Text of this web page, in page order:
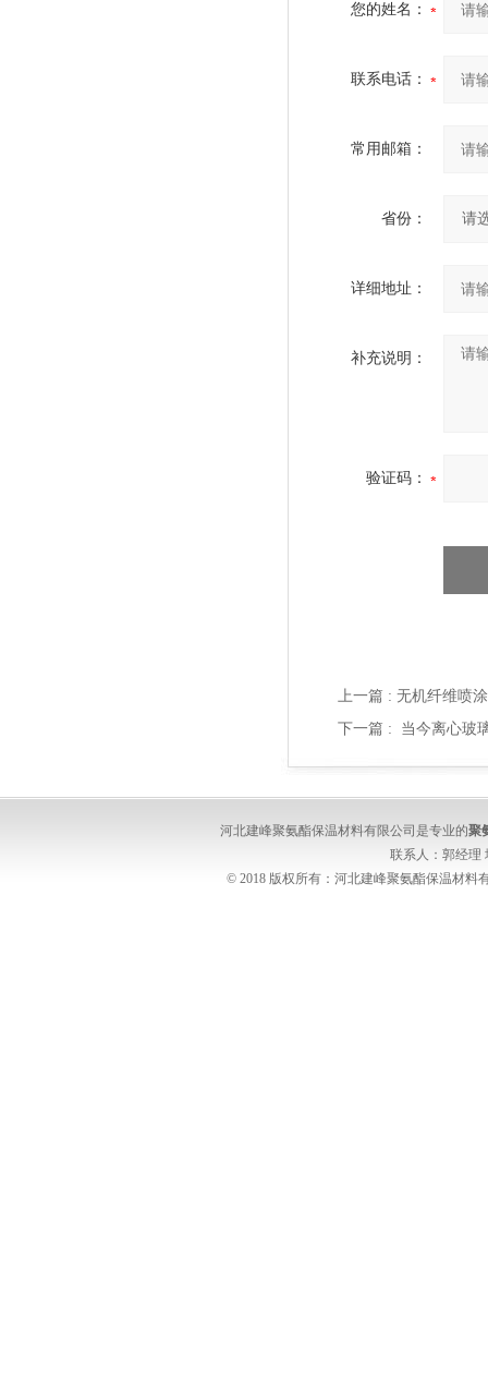
您的姓名：
联系电话：
常用邮箱：
省份：
详细地址：
补充说明：
验证码：
上一篇 : 无机纤维喷
下一篇 : 当今离心玻
河北建峰聚氨酯保温材料有限公司是专业的聚
联系人：郭经理
© 2018 版权所有：河北建峰聚氨酯保温材